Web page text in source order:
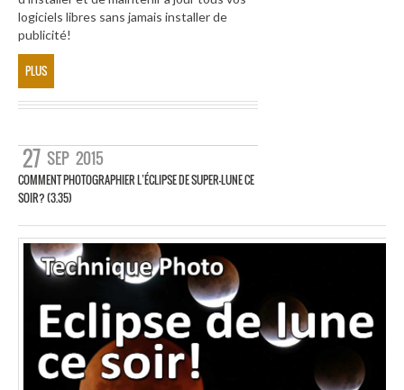
logiciels libres sans jamais installer de
publicité!
PLUS
27 SEP 2015
COMMENT PHOTOGRAPHIER L’ÉCLIPSE DE SUPER-LUNE CE
SOIR? (3.35)